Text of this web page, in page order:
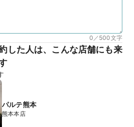
0／500文字
した人は、こんな店舗にも来
パルテ熊本
熊本本店